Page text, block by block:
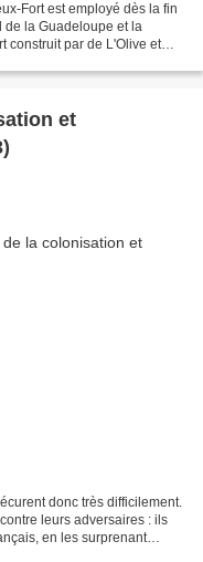
Fort est employé dès la fin
de la Guadeloupe et la
construit par de L'Olive et
et
donc très difficilement.
leurs adversaires : ils
en les surprenant